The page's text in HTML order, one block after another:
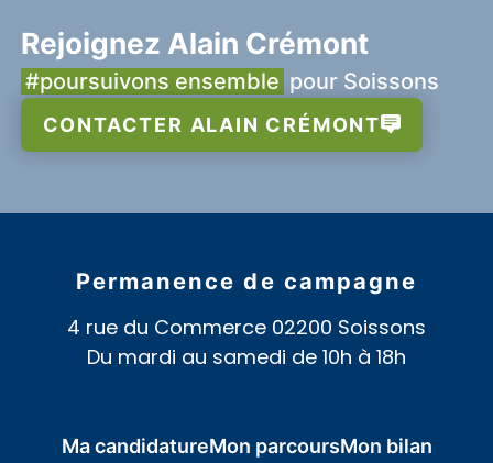
Rejoignez Alain Crémont
#poursuivons ensemble pour Soissons
CONTACTER ALAIN CRÉMONT
Permanence de campagne
4 rue du Commerce 02200 Soissons
Du mardi au samedi de 10h à 18h
Ma candidatureMon parcoursMon bilan